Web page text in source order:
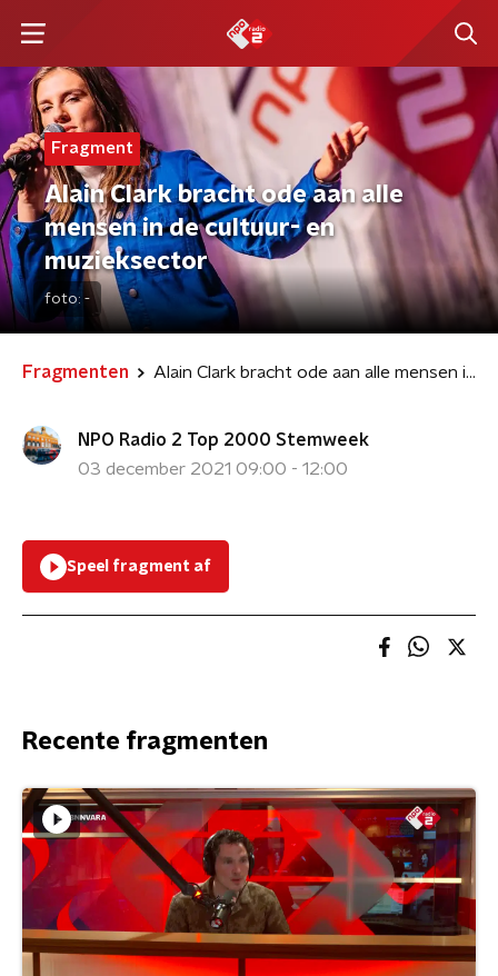
Fragment
Alain Clark bracht ode aan alle
mensen in de cultuur- en
muzieksector
foto: -
Fragmenten Alain Clark bracht ode aan alle mensen in de cultuur- en muzieksector
NPO Radio 2 Top 2000 Stemweek
03 december 2021 09:00 - 12:00
Speel fragment af
Recente fragmenten